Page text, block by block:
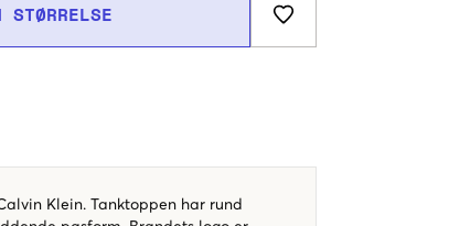
Klein. Tanktoppen har rund